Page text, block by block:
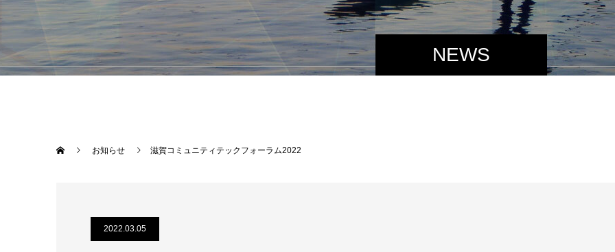
NEWS
お知らせ 滋賀コミュニティテックフォーラム2022
2022.03.05